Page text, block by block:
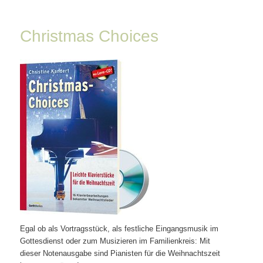
Christmas Choices
Egal ob als Vortragsstück, als festliche Eingangsmusik im
Gottesdienst oder zum Musizieren im Familienkreis: Mit
dieser Notenausgabe sind Pianisten für die Weihnachtszeit